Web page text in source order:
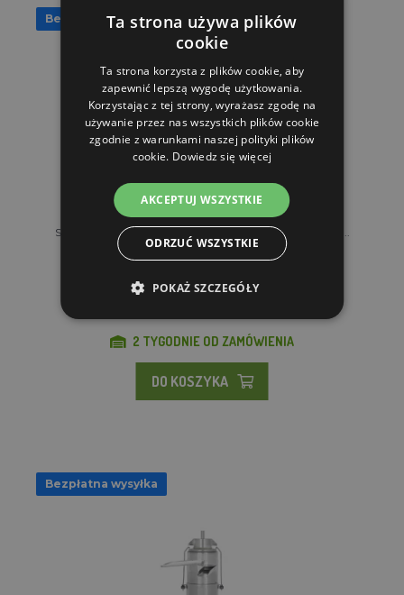
Bezpłatna wysyłka
Separator do mleka MILKY FJ 600 EAR "LONGLIFE", 23...
38,930.03 zl
2 TYGODNIE OD ZAMÓWIENIA
DO KOSZYKA
Bezpłatna wysyłka
Ta strona używa plików
cookie
Ta strona korzysta z plików cookie, aby
zapewnić lepszą wygodę użytkowania.
Korzystając z tej strony, wyrażasz zgodę na
używanie przez nas wszystkich plików cookie
zgodnie z warunkami naszej polityki plików
cookie. Dowiedz się więcej
AKCEPTUJ WSZYSTKIE
ODRZUĆ WSZYSTKIE
POKAŻ SZCZEGÓŁY